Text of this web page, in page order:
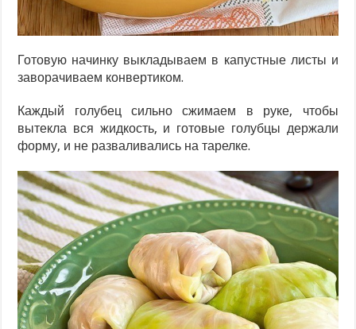
Готовую начинку выкладываем в капустные листы и
заворачиваем конвертиком.
Каждый голубец сильно сжимаем в руке, чтобы
вытекла вся жидкость, и готовые голубцы держали
форму, и не разваливались на тарелке.